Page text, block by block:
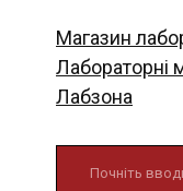
Магазин
Лабораторні
Лабзона